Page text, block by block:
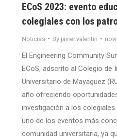
ECoS 2023: evento
colegiales con los
Noticias By javier.valentin
El Engineering Community
ECoS, adscrito al Colegio de
Universitario de Mayagüez
año ofreciendo
investigación a los
uno de los eventos más
comunidad universitaria, ya